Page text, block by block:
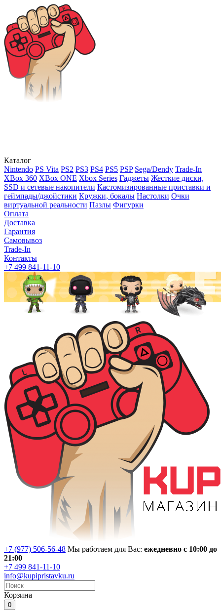
Каталог
Nintendo PS Vita PS2 PS3 PS4 PS5 PSP Sega/Dendy Trade-In
XBox 360 XBox ONE Xbox Series Гаджеты Жесткие диски,
SSD и сетевые накопители Кастомизированные приставки и
геймпады/джойстики Кружки, бокалы Настолки Очки
виртуальной реальности Пазлы Фигурки
Оплата
Доставка
Гарантия
Самовывоз
Trade-In
Контакты
+7 499 841-11-10
+7 (977) 506-56-48 Мы работаем для Вас: ежедневно с 10:00 до
21:00
+7 499 841-11-10
info@kupipristavku.ru
Корзина
0